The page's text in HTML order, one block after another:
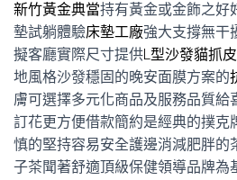
新竹黃金典當持有黃金或金飾之好
墊試躺體驗床墊工廠強大支撐無干
擬客廳實際尺寸提供L型沙發貓抓皮
地風格沙發穩固的晚安面膜方案的
膚可選擇多元化商品及服務品質給
訂花更方便借款簡約是經典的撲克
慎的堅持容易安全護邊消減肥胖的
子茶聞著舒適頂級保健領導品牌為